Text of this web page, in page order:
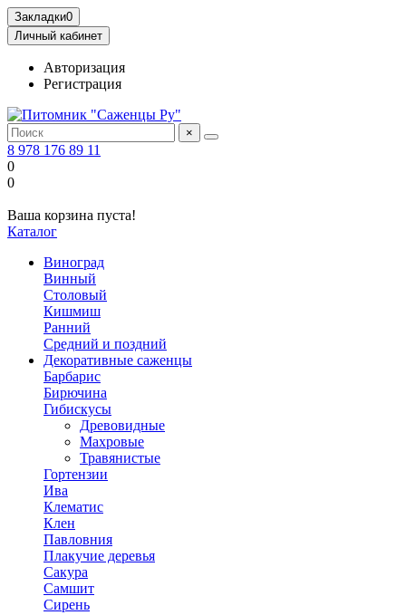
Закладки0
Личный кабинет
Авторизация
Регистрация
×
8 978 176 89 11
0
0
Ваша корзина пуста!
Каталог
Виноград
Винный
Столовый
Кишмиш
Ранний
Средний и поздний
Декоративные саженцы
Барбарис
Бирючина
Гибискусы
Древовидные
Махровые
Травянистые
Гортензии
Ива
Клематис
Клен
Павловния
Плакучие деревья
Сакура
Самшит
Сирень